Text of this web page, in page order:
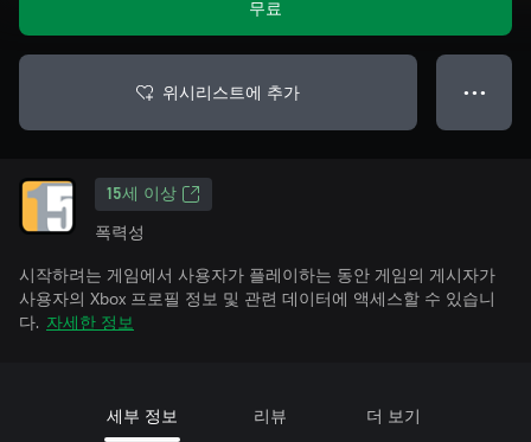
무료
위시리스트에 추가 ● ● ●
15세 이상
폭력성
시작하려는 게임에서 사용자가 플레이하는 동안 게임의 게시자가
사용자의 Xbox 프로필 정보 및 관련 데이터에 액세스할 수 있습니
다. 자세한 정보
세부 정보 리뷰 더 보기